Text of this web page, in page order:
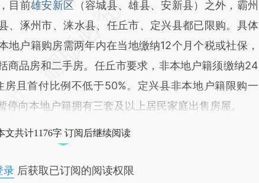
目前雄安新区 （容城县、雄县、安新县）之外，霸州
、涿州市、涞水县、任丘市、定兴县都已限购。具体
地户籍购房需两年内在当地缴纳12个月个税或社保，
商品房和二手房。任丘市要求，非本地户籍须缴纳24
房且首付比例不低于50%。定兴县非本地户籍限购一
向本地户籍拥有三套及以上居民家庭出售房屋。
文共计1176字 订阅后继续阅读
录后获取已订阅的阅读权限